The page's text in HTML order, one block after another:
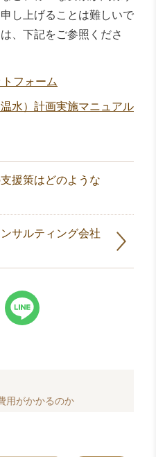
し上げることは難しいで
、下記をご参照くださ
フォーム
水）計画実施マニュアル
援策はどのような
サルティング会社
用がかかるのか